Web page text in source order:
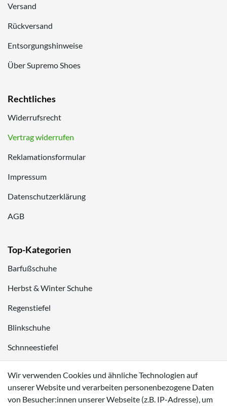
Versand
Rückversand
Entsorgungshinweise
Über Supremo Shoes
Rechtliches
Widerrufsrecht
Vertrag widerrufen
Reklamationsformular
Impressum
Datenschutzerklärung
AGB
Top-Kategorien
Barfußschuhe
Herbst & Winter Schuhe
Regenstiefel
Blinkschuhe
Schnneestiefel
Sneaker
Wir verwenden Cookies und ähnliche Technologien auf
unserer Website und verarbeiten personenbezogene Daten
von Besucher:innen unserer Webseite (z.B. IP-Adresse), um